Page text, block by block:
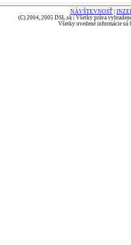
NÁVŠTEVNOSŤ
(C) 2004, 2005 DSL.sk | Všetky práva
Všetky uvedené informácie sú